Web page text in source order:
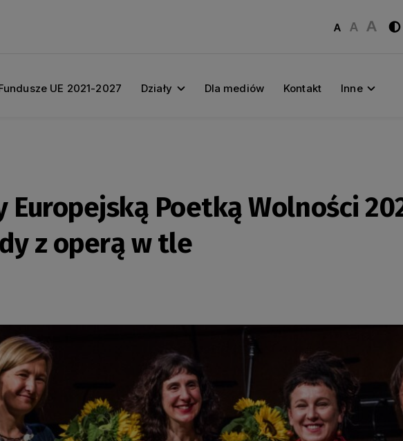
UE 2021-2027 Działy Dla mediów Kontakt Inne
Poetką Wolności
z operą w tle